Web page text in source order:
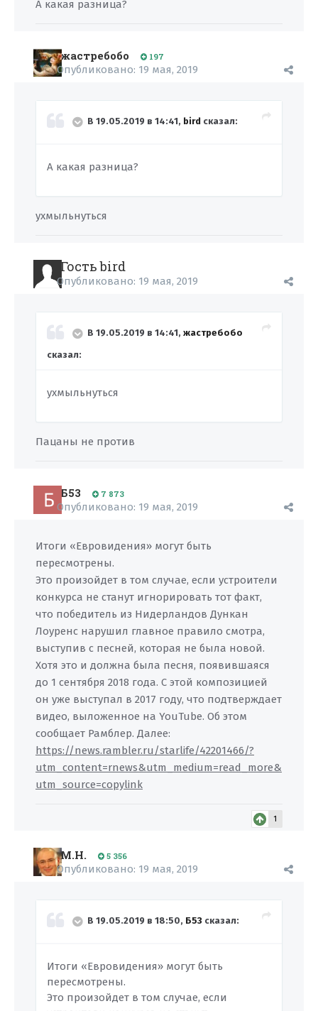
А какая разница?
жастребобо 197
Опубликовано: 19 мая, 2019
В 19.05.2019 в 14:41, bird сказал:
А какая разница?
ухмыльнуться
Гость bird
Опубликовано: 19 мая, 2019
В 19.05.2019 в 14:41, жастребобо
сказал:
ухмыльнуться
Пацаны не против
Б53 7 873
Опубликовано: 19 мая, 2019
Итоги «Евровидения» могут быть
пересмотрены.
Это произойдет в том случае, если устроители
конкурса не станут игнорировать тот факт,
что победитель из Нидерландов Дункан
Лоуренс нарушил главное правило смотра,
выступив с песней, которая не была новой.
Хотя это и должна была песня, появившаяся
до 1 сентября 2018 года. С этой композицией
он уже выступал в 2017 году, что подтверждает
видео, выложенное на YouTube. Об этом
сообщает Рамблер. Далее:
https://news.rambler.ru/starlife/42201466/?
utm_content=rnews&utm_medium=read_more&
utm_source=copylink
1
M.H. 5 356
Опубликовано: 19 мая, 2019
В 19.05.2019 в 18:50, Б53 сказал:
Итоги «Евровидения» могут быть
пересмотрены.
Это произойдет в том случае, если